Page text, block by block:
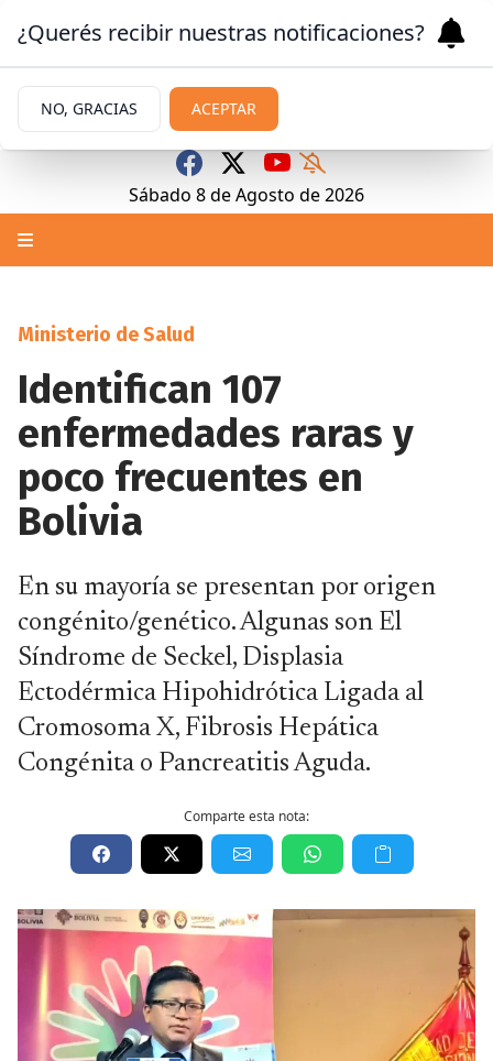
Sábado 8deAgosto de 2026
Ministerio de Salud
Identifican 107
enfermedades raras y
poco frecuentes en
Bolivia
En su mayoría se presentan por origen
congénito/genético. Algunas son El
Síndrome de Seckel, Displasia
Ectodérmica Hipohidrótica Ligada al
Cromosoma X, Fibrosis Hepática
Congénita o Pancreatitis Aguda.
Comparte esta nota:
¿Querés recibir nuestras notificaciones?
NO, GRACIAS ACEPTAR